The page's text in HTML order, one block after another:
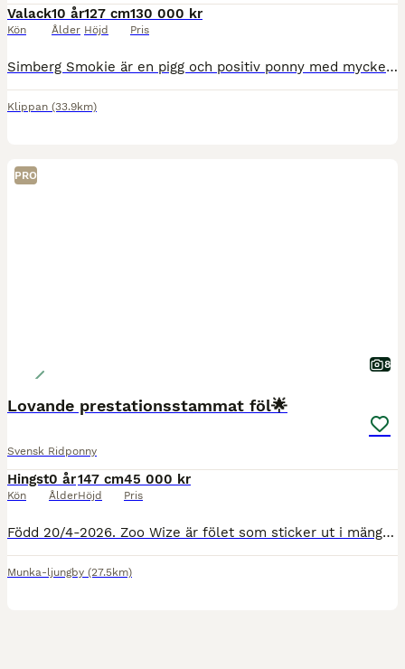
Valack
Kön
10 år
Ålder
127 cm
Höjd
130 000 kr
Pris
Simberg Smokie är en pigg och positiv ponny med mycket personlighet. Han snäll i all hantering så som klippa, sko, lasta, tvätta mm. Han är pigg men skulle aldrig få för sig att sticka. Vi har haft Smokie i 3,5 år och min dotter har mängder av segrar och placeringar upp till LB hoppning. Dom har även många fin rundor i LA o några placeringar. Smokie är en storhäst i mini
Klippan (33.9km)
PRO
8
Lovande prestationsstammat föl🌟
Svensk Ridponny
Hingst
Kön
0 år
Ålder
147 cm
Höjd
45 000 kr
Pris
Född 20/4-2026. Zoo Wize är fölet som sticker ut i mängden, han är högrest och rör sig fint och luftigt och har mycket korrekta ben. Han är hanterad dagligen och är lätt att leda, rykta och kratsa hov
Munka-ljungby (27.5km)